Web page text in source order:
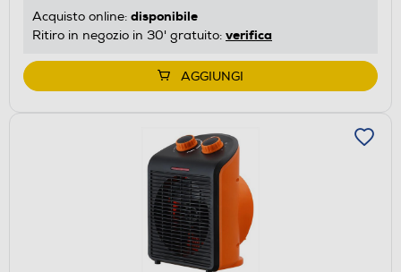
Acquisto online: disponibile
Ritiro in negozio in 30' gratuito: verifica
AGGIUNGI